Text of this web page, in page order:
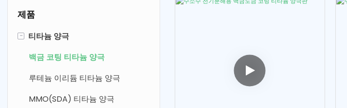
제품
-
티타늄 양극
백금 코팅 티타늄 양극
루테늄 이리듐 티타늄 양극
MMO(SDA) 티타늄 양극